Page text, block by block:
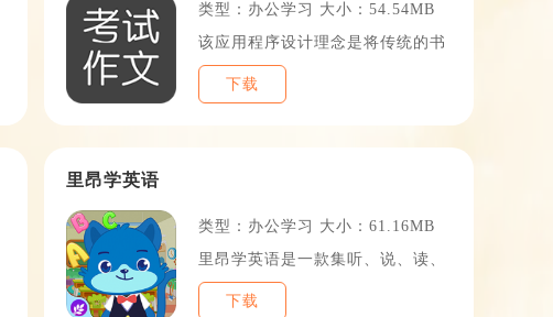
类型：办公学习 大小：54.54MB
该应用程序设计理念是将传统的书
下载
里昂学英语
类型：办公学习 大小：61.16MB
里昂学英语是一款集听、说、读、
下载